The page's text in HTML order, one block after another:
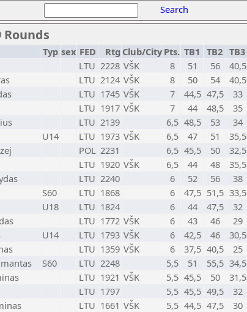
Search
Typ sex FED Rtg Club/City Pts. TB1 TB2 TB3
LTU 2228 VŠK 8 51 56 40,5
LTU 2124 VŠK 8 50 54 40,5
LTU 1745 VŠK 7 44,5 47,5 33
LTU 1917 VŠK 7 44 48,5 35
LTU 2139 6,5 48,5 53 34
U14 LTU 1973 VŠK 6,5 47 51 35,5
POL 2231 6,5 45,5 50 32,5
LTU 1920 VŠK 6,5 44 48 35,5
LTU 2240 6 52 56 38
S60 LTU 1868 6 47,5 51,5 33,5
U18 LTU 1824 6 44 47,5 32
LTU 1772 VŠK 6 43 46 29
U14 LTU 1793 VŠK 6 42,5 46 30,5
LTU 1359 VŠK 6 37,5 40,5 25
S60 LTU 2248 5,5 51 55,5 34,5
LTU 1921 VŠK 5,5 45,5 50 31,5
LTU 1797 5,5 45,5 49,5 32
LTU 1661 VŠK 5,5 44,5 47,5 30